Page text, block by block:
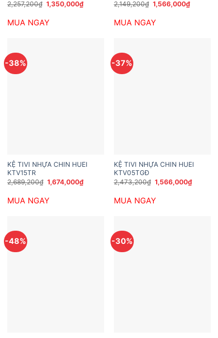
2,257,200₫ Giá
gốc
2,257,200₫.
1,350,000₫Giá
hiện
MUA NGAY
2,149,200₫ Giá
gốc
2,149,200₫.
1,566,000₫Giá
hiện
MUA NGAY
-38%
KỆ TIVI NHỰA CHIN HUEI
KTV15TR
2,689,200₫ Giá
gốc
2,689,200₫.
1,674,000₫Giá
hiện
MUA NGAY
-37%
KỆ TIVI NHỰA CHIN HUEI
KTV05TGĐ
2,473,200₫ Giá
gốc
2,473,200₫.
1,566,000₫Giá
hiện
MUA NGAY
-48% -30%